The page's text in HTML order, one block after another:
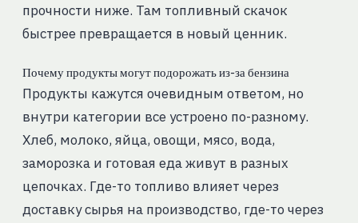
прочности ниже. Там топливный скачок
быстрее превращается в новый ценник.
Почему продукты могут подорожать из-за бензина
Продукты кажутся очевидным ответом, но
внутри категории все устроено по-разному.
Хлеб, молоко, яйца, овощи, мясо, вода,
заморозка и готовая еда живут в разных
цепочках. Где-то топливо влияет через
доставку сырья на производство, где-то через